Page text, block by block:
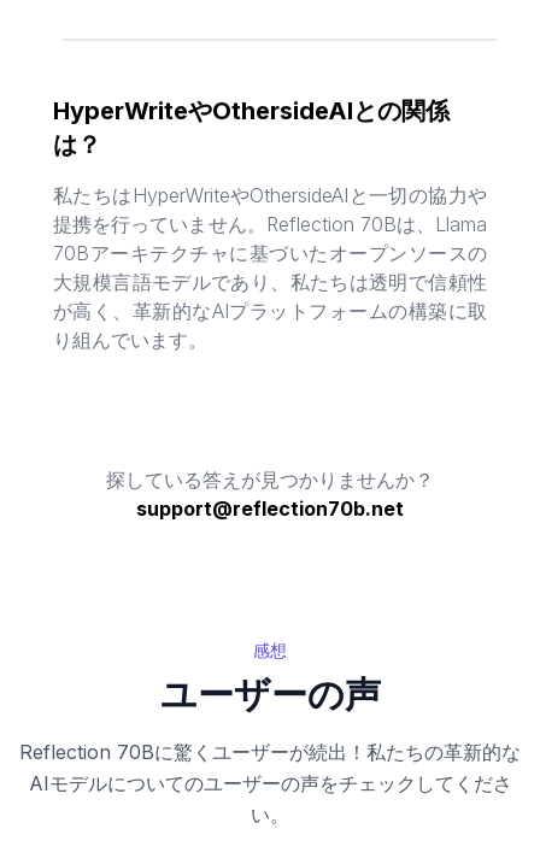
HyperWriteやOthersideAIとの関係
は？
私たちはHyperWriteやOthersideAIと一切の協力や
提携を行っていません。Reflection 70Bは、Llama
70Bアーキテクチャに基づいたオープンソースの
大規模言語モデルであり、私たちは透明で信頼性
が高く、革新的なAIプラットフォームの構築に取
り組んでいます。
探している答えが見つかりませんか？
support@reflection70b.net
感想
ユーザーの声
Reflection 70Bに驚くユーザーが続出！私たちの革新的な
AIモデルについてのユーザーの声をチェックしてくださ
い。